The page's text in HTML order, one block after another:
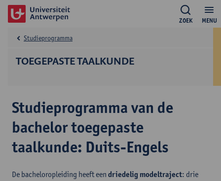
MENU
ZOEK
TOEGEPASTE TAALKUNDE
Studieprogramma
Studieprogramma van de
bachelor toegepaste
taalkunde: Duits-Engels
De bacheloropleiding heeft een driedelig modeltraject: drie